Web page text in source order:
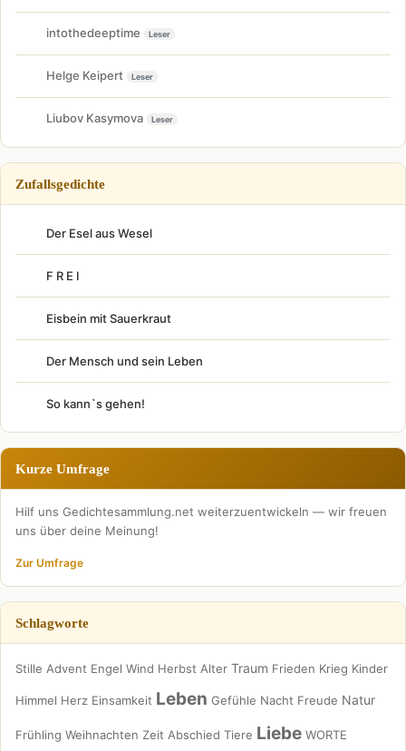
intothedeeptime Leser
Helge Keipert Leser
Liubov Kasymova Leser
Zufallsgedichte
Der Esel aus Wesel
F R E I
Eisbein mit Sauerkraut
Der Mensch und sein Leben
So kann`s gehen!
Kurze Umfrage
Hilf uns Gedichtesammlung.net weiterzuentwickeln — wir freuen
uns über deine Meinung!
Zur Umfrage
Schlagworte
Stille Advent Engel Wind Herbst Alter Traum Frieden Krieg Kinder
Himmel Herz Einsamkeit Leben Gefühle Nacht Freude Natur
Frühling Weihnachten Zeit Abschied Tiere Liebe WORTE